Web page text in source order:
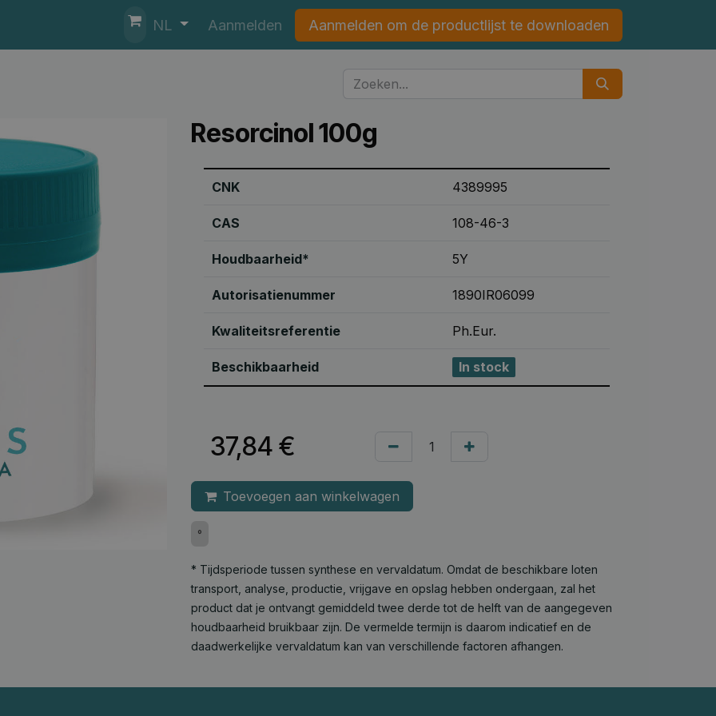
NL Aanmelden Aanmelden om de productlijst te downloaden
Resorcinol 100g
CNK 4389995
CAS 108-46-3
Houdbaarheid* 5Y
Autorisatienummer 1890IR06099
Kwaliteitsreferentie Ph.Eur.
Beschikbaarheid In stock
37,84 €
Toevoegen aan winkelwagen
°
* Tijdsperiode tussen synthese en vervaldatum. Omdat de beschikbare loten
transport, analyse, productie, vrijgave en opslag hebben ondergaan, zal het
product dat je ontvangt gemiddeld twee derde tot de helft van de aangegeven
houdbaarheid bruikbaar zijn. De vermelde termijn is daarom indicatief en de
daadwerkelijke vervaldatum kan van verschillende factoren afhangen.